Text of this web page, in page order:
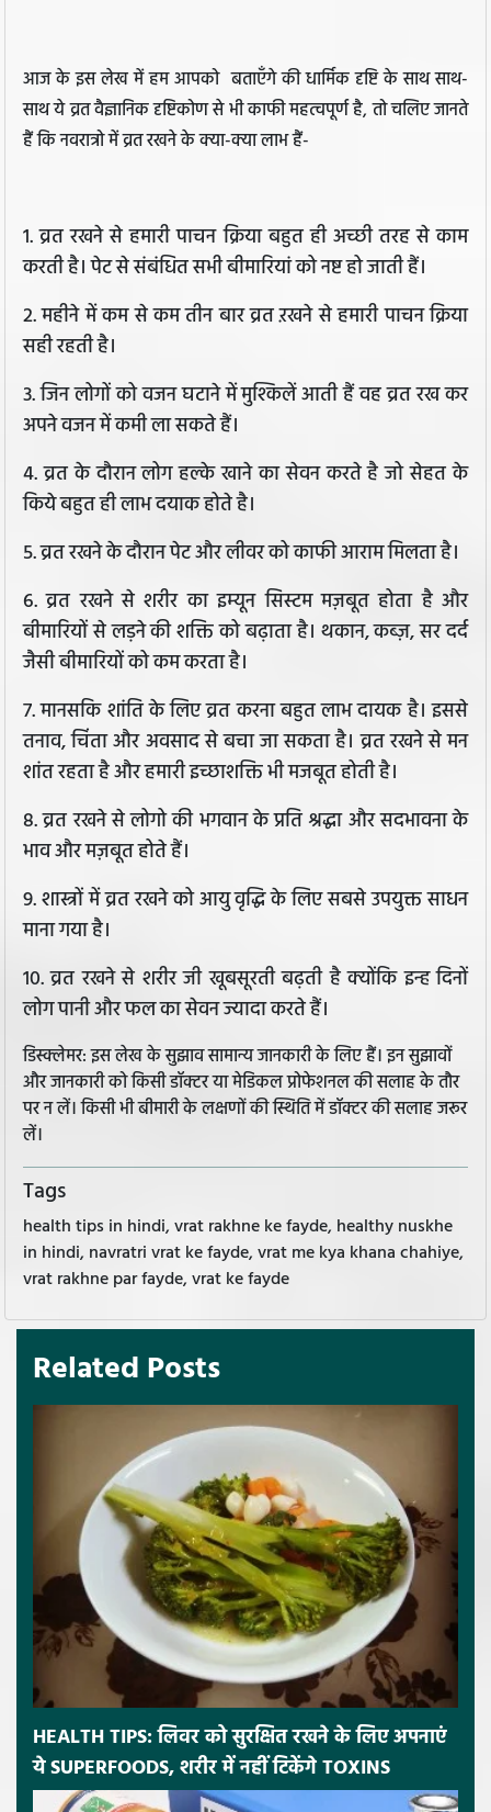
आज के इस लेख में हम आपको बताएँगे की धार्मिक दृष्टि के साथ साथ-
साथ ये व्रत वैज्ञानिक दृष्टिकोण से भी काफी महत्वपूर्ण है, तो चलिए जानते
हैं कि नवरात्रो में व्रत रखने के क्या-क्या लाभ हैं-
1. व्रत रखने से हमारी पाचन क्रिया बहुत ही अच्छी तरह से काम
करती है। पेट से संबंधित सभी बीमारियां को नष्ट हो जाती हैं।
2. महीने में कम से कम तीन बार व्रत ऱखने से हमारी पाचन क्रिया
सही रहती है।
3. जिन लोगों को वजन घटाने में मुश्किलें आती हैं वह व्रत रख कर
अपने वजन में कमी ला सकते हैं।
4. व्रत के दौरान लोग हल्के खाने का सेवन करते है जो सेहत के
किये बहुत ही लाभ दयाक होते है।
5. व्रत रखने के दौरान पेट और लीवर को काफी आराम मिलता है।
6. व्रत रखने से शरीर का इम्यून सिस्टम मज़बूत होता है और
बीमारियों से लड़ने की शक्ति को बढ़ाता है। थकान, कब्ज़, सर दर्द
जैसी बीमारियों को कम करता है।
7. मानसकि शांति के लिए व्रत करना बहुत लाभ दायक है। इससे
तनाव, चिंता और अवसाद से बचा जा सकता है। व्रत रखने से मन
शांत रहता है और हमारी इच्छाशक्ति भी मजबूत होती है।
8. व्रत रखने से लोगो की भगवान के प्रति श्रद्धा और सदभावना के
भाव और मज़बूत होते हैं।
9. शास्त्रों में व्रत रखने को आयु वृद्धि के लिए सबसे उपयुक्त साधन
माना गया है।
10. व्रत रखने से शरीर जी खूबसूरती बढ़ती है क्योंकि इन्ह दिनों
लोग पानी और फल का सेवन ज्यादा करते हैं।
डिस्क्लेमर: इस लेख के सुझाव सामान्य जानकारी के लिए हैं। इन सुझावों
और जानकारी को किसी डॉक्टर या मेडिकल प्रोफेशनल की सलाह के तौर
पर न लें। किसी भी बीमारी के लक्षणों की स्थिति में डॉक्टर की सलाह जरूर
लें।
Tags
health tips in hindi, vrat rakhne ke fayde, healthy nuskhe
in hindi, navratri vrat ke fayde, vrat me kya khana chahiye,
vrat rakhne par fayde, vrat ke fayde
Related Posts
HEALTH TIPS: लिवर को सुरक्षित रखने के लिए अपनाएं
ये SUPERFOODS, शरीर में नहीं टिकेंगे TOXINS